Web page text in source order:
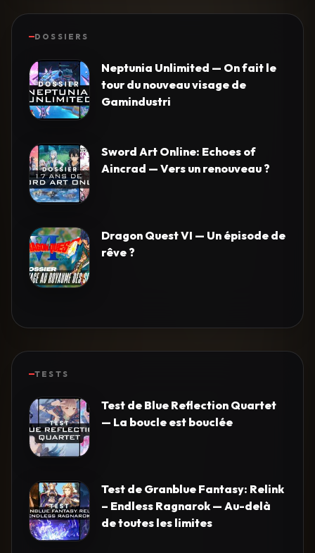
DOSSIERS
Neptunia Unlimited — On fait le
tour du nouveau visage de
Gamindustri
Sword Art Online: Echoes of
Aincrad — Vers un renouveau ?
Dragon Quest VI — Un épisode de
rêve ?
TESTS
Test de Blue Reflection Quartet
— La boucle est bouclée
Test de Granblue Fantasy: Relink
– Endless Ragnarok — Au-delà
de toutes les limites